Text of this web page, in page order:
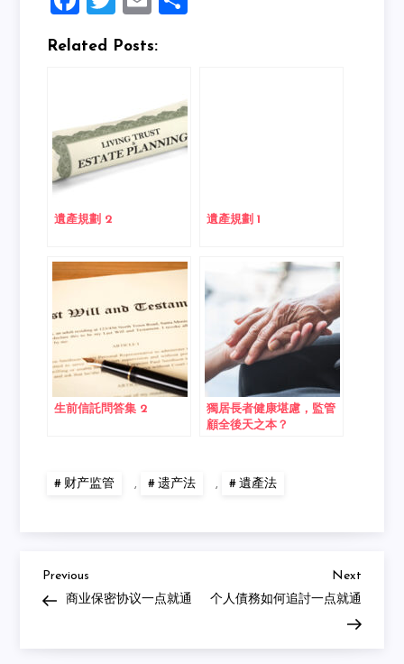
Related Posts:
遺產規劃 2 遺產規劃 1
生前信託問答集 2
獨居長者健康堪慮，監管
顧全後天之本？
财产监管 , 遗产法 , 遺產法
Post
Previous
Post
Previous
商业保密协议一点就通
Next
Next
个人債務如何追討一点就通